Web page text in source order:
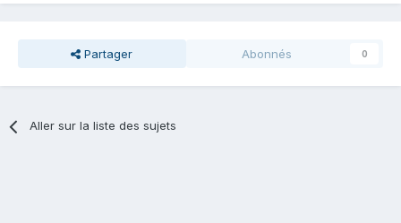
Partager Abonnés 0
Aller sur la liste des sujets